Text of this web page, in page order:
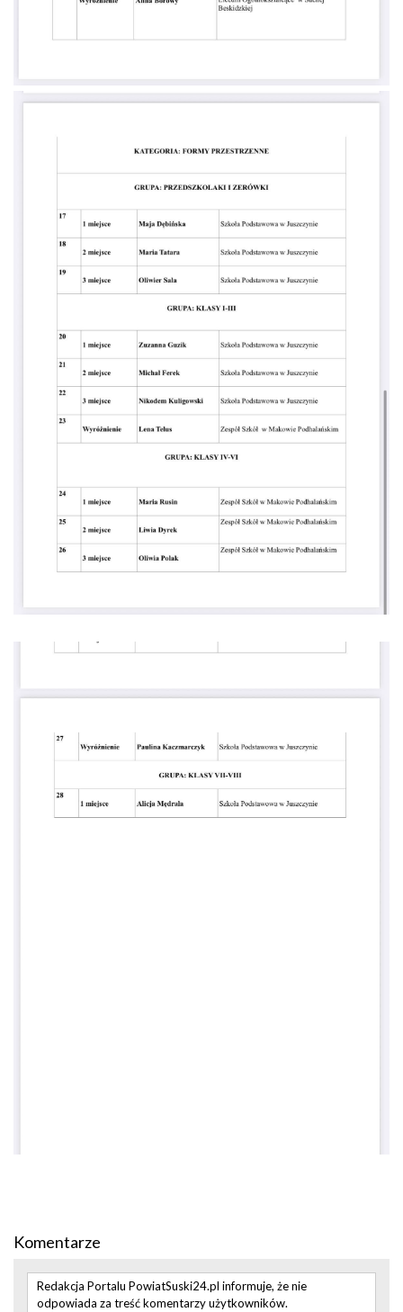
Komentarze
Redakcja Portalu PowiatSuski24.pl informuje, że nie
odpowiada za treść komentarzy użytkowników.